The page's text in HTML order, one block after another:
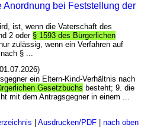
bei Feststellung der
ist, wenn die Vaterschaft des
2 oder § 1593 des Bürgerlichen
zulässig, wenn ein Verfahren auf
§ ...
ein Eltern-Kind-Verhältnis nach
Gesetzbuchs besteht; 9. die
mit dem Antragsgegner in einem ...
Ausdrucken/PDF| nach oben